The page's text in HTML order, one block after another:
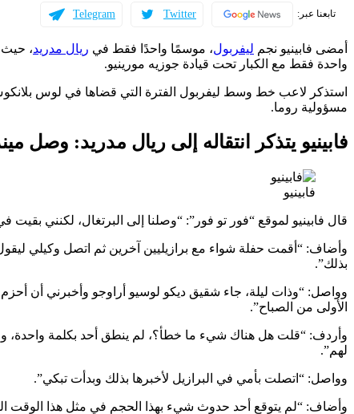
تابعنا عبر: Twitter
Telegram
أمضى فابينيو نجم ليفربول، موسمًا واحدًا فقط في ريال مدريد
واحدة فقط مع الكبار تحت قيادة جوزيه مورينيو.
استذكر لاعب خط وسط ليفربول الفترة التي قضاها في لوس
مسؤولية روما.
فابينيو يتذكر انتقاله إلى ريال مدريد: وصل
فابينيو
قال فابينيو لموقع “فور تو فور”: “وصلنا إلى البرتغال، لكنني بقيت
وأضاف: “أقمت حفلة شواء مع برازيليين آخرين ثم اتصل وكيلي
بذلك”.
وواصل: “وذات ليلة، جاء شقيق ديكو لوسيو أراوجو وأخبرني أن
الأولى من الصباح”.
وأردف: “قلت هل هناك شيء ما خطأ؟، لم ينطق أحد بكلمة واحدة،
لهم”.
وواصل: “اتصلت بأمي في البرازيل لأخبرها بذلك وبدأت تبكي”.
وأضاف: “لم يتوقع أحد حدوث شيء بهذا الحجم في مثل هذا الوقت